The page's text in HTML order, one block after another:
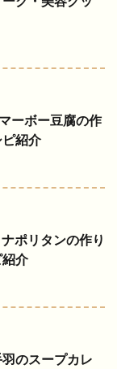
ーボー豆腐の作
紹介
ポリタンの作り
介
羽のスープカレ